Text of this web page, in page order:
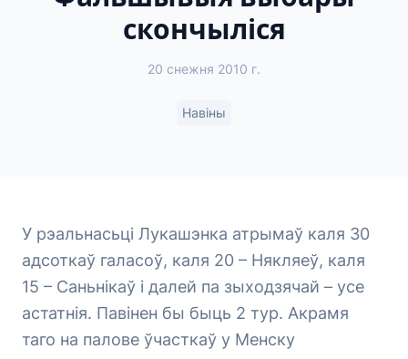
скончыліся
20 снежня 2010 г.
Навіны
У рэальнасьці Лукашэнка атрымаў каля 30
адсоткаў галасоў, каля 20 – Някляеў, каля
15 – Саньнікаў і далей па зыходзячай – усе
астатнія. Павінен бы быць 2 тур. Акрамя
таго на палове ўчасткаў у Менску